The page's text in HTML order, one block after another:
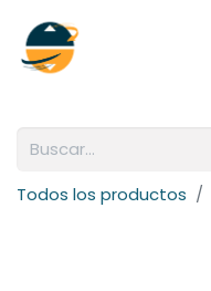
Todos los productos